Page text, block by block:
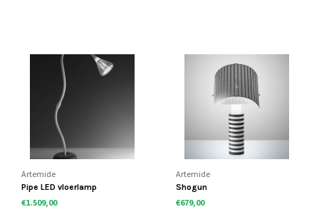
Artemide
Pipe LED vloerlamp
€1.509,00
Artemide
Shogun
€679,00